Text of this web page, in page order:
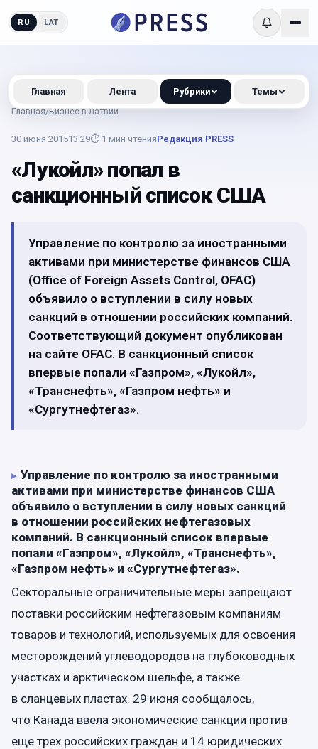
RU LAT
Главная/Бизнес в Латвии
30 июня 201513:29⏱ 1 мин чтенияРедакция PRESS
«Лукойл» попал в
санкционный список США
Управление по контролю за иностранными
активами при министерстве финансов США
(Office of Foreign Assets Control, OFAC)
объявило о вступлении в силу новых
санкций в отношении российских компаний.
Соответствующий документ опубликован
на сайте OFAC. В санкционный список
впервые попали «Газпром», «Лукойл»,
«Транснефть», «Газпром нефть» и
«Сургутнефтегаз».
Управление по контролю за иностранными
активами при министерстве финансов США
объявило о вступлении в силу новых санкций
в отношении российских нефтегазовых
компаний. В санкционный список впервые
попали «Газпром», «Лукойл», «Транснефть»,
«Газпром нефть» и «Сургутнефтегаз».
Секторальные ограничительные меры запрещают
поставки российским нефтегазовым компаниям
товаров и технологий, используемых для освоения
месторождений углеводородов на глубоководных
участках и арктическом шельфе, а также
в сланцевых пластах. 29 июня сообщалось,
что Канада ввела экономические санкции против
еще трех российских граждан и 14 юридических
Главная Лента Рубрики Темы